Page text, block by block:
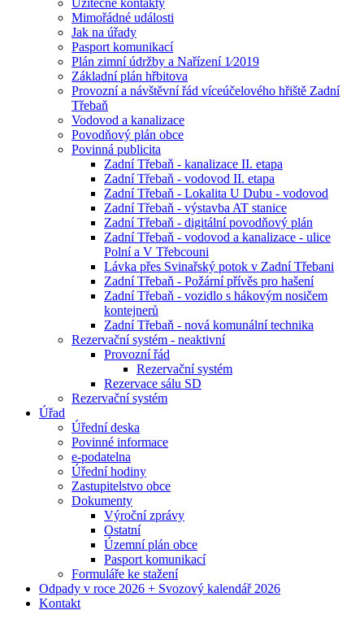
Užitečné kontakty
Mimořádné události
Jak na úřady
Pasport komunikací
Plán zimní údržby a Nařízení 1⁄2019
Základní plán hřbitova
Provozní a návštěvní řád víceúčelového hřiště Zadní
Třebaň
Vodovod a kanalizace
Povodňový plán obce
Povinná publicita
Zadní Třebaň - kanalizace II. etapa
Zadní Třebaň - vodovod II. etapa
Zadní Třebaň - Lokalita U Dubu - vodovod
Zadní Třebaň - výstavba AT stanice
Zadní Třebaň - digitální povodňový plán
Zadní Třebaň - vodovod a kanalizace - ulice
Polní a V Třebcouni
Lávka přes Svinařský potok v Zadní Třebani
Zadní Třebaň - Požární přívěs pro hašení
Zadní Třebaň - vozidlo s hákovým nosičem
kontejnerů
Zadní Třebaň - nová komunální technika
Rezervační systém - neaktivní
Provozní řád
Rezervační systém
Rezervace sálu SD
Rezervační systém
Úřad
Úřední deska
Povinné informace
e-podatelna
Úřední hodiny
Zastupitelstvo obce
Dokumenty
Výroční zprávy
Ostatní
Územní plán obce
Pasport komunikací
Formuláře ke stažení
Odpady v roce 2026 + Svozový kalendář 2026
Kontakt